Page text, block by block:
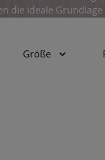
die ideale
Größe